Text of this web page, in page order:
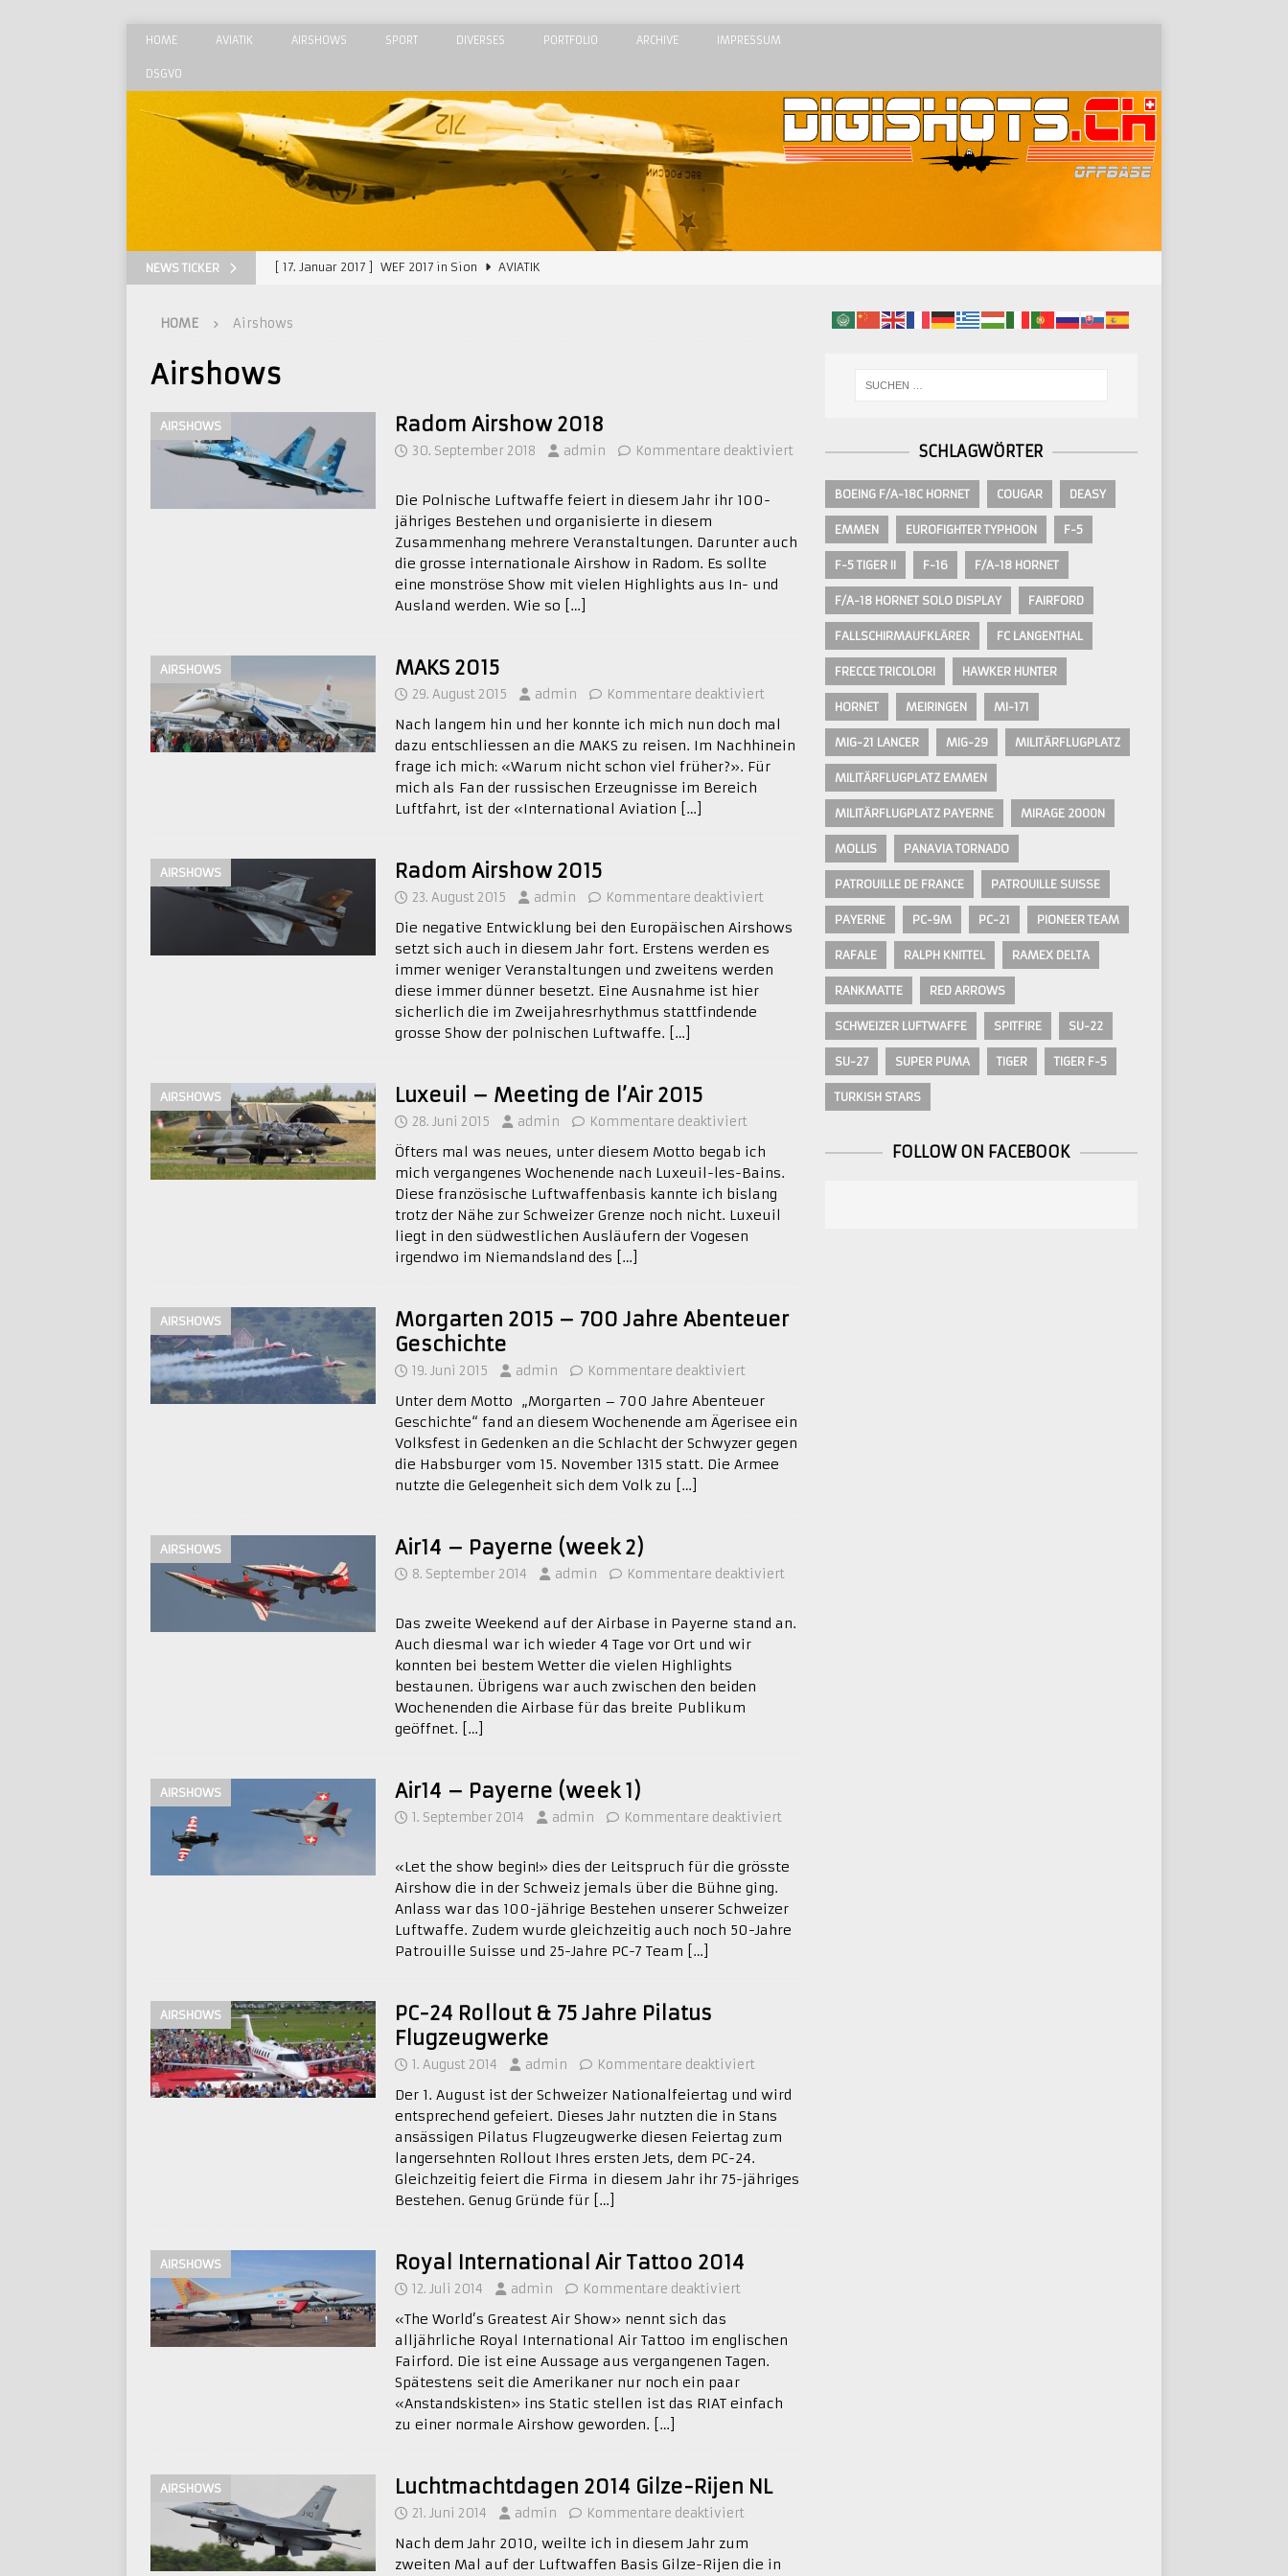
HOME AVIATIK AIRSHOWS SPORT DIVERSES PORTFOLIO ARCHIVE IMPRESSUM
DSGVO
NEWS TICKER [ 17. Januar 2017 ] WEF 2017 in Sion AVIATIK
[ 23. August 2015 ]
[ 28. Juni 2015 ]
HOME Airshows
Airshows
AIRSHOWS Radom Airshow 2018
30. September 2018 admin Kommentare deaktiviert
Die Polnische Luftwaffe feiert in diesem Jahr ihr 100-
jähriges Bestehen und organisierte in diesem
Zusammenhang mehrere Veranstaltungen. Darunter auch
die grosse internationale Airshow in Radom. Es sollte
eine monströse Show mit vielen Highlights aus In- und
Ausland werden. Wie so
[…]
AIRSHOWS MAKS 2015
29. August 2015 admin Kommentare deaktiviert
Nach langem hin und her konnte ich mich nun doch mal
dazu entschliessen an die MAKS zu reisen. Im Nachhinein
frage ich mich: «Warum nicht schon viel früher?». Für
mich als Fan der russischen Erzeugnisse im Bereich
Luftfahrt, ist der «International Aviation
[…]
AIRSHOWS Radom Airshow 2015
23. August 2015 admin Kommentare deaktiviert
Die negative Entwicklung bei den Europäischen Airshows
setzt sich auch in diesem Jahr fort. Erstens werden es
immer weniger Veranstaltungen und zweitens werden
diese immer dünner besetzt. Eine Ausnahme ist hier
sicherlich die im Zweijahresrhythmus stattfindende
grosse Show der polnischen Luftwaffe.
[…]
AIRSHOWS Luxeuil – Meeting de l’Air 2015
28. Juni 2015 admin Kommentare deaktiviert
Öfters mal was neues, unter diesem Motto begab ich
mich vergangenes Wochenende nach Luxeuil-les-Bains.
Diese französische Luftwaffenbasis kannte ich bislang
trotz der Nähe zur Schweizer Grenze noch nicht. Luxeuil
liegt in den südwestlichen Ausläufern der Vogesen
irgendwo im Niemandsland des
[…]
AIRSHOWS
Morgarten 2015 – 700 Jahre Abenteuer
Geschichte
19. Juni 2015 admin Kommentare deaktiviert
Unter dem Motto „Morgarten – 700 Jahre Abenteuer
Geschichte“ fand an diesem Wochenende am Ägerisee ein
Volksfest in Gedenken an die Schlacht der Schwyzer gegen
die Habsburger vom 15. November 1315 statt. Die Armee
nutzte die Gelegenheit sich dem Volk zu
[…]
AIRSHOWS Air14 – Payerne (week 2)
8. September 2014 admin Kommentare deaktiviert
Das zweite Weekend auf der Airbase in Payerne stand an.
Auch diesmal war ich wieder 4 Tage vor Ort und wir
konnten bei bestem Wetter die vielen Highlights
bestaunen. Übrigens war auch zwischen den beiden
Wochenenden die Airbase für das breite Publikum
geöffnet.
[…]
AIRSHOWS Air14 – Payerne (week 1)
1. September 2014 admin Kommentare deaktiviert
«Let the show begin!» dies der Leitspruch für die grösste
Airshow die in der Schweiz jemals über die Bühne ging.
Anlass war das 100-jährige Bestehen unserer Schweizer
Luftwaffe. Zudem wurde gleichzeitig auch noch 50-Jahre
Patrouille Suisse und 25-Jahre PC-7 Team
[…]
AIRSHOWS
PC-24 Rollout & 75 Jahre Pilatus
Flugzeugwerke
1. August 2014 admin Kommentare deaktiviert
Der 1. August ist der Schweizer Nationalfeiertag und wird
entsprechend gefeiert. Dieses Jahr nutzten die in Stans
ansässigen Pilatus Flugzeugwerke diesen Feiertag zum
langersehnten Rollout Ihres ersten Jets, dem PC-24.
Gleichzeitig feiert die Firma in diesem Jahr ihr 75-jähriges
Bestehen. Genug Gründe für
[…]
AIRSHOWS Royal International Air Tattoo 2014
12. Juli 2014 admin Kommentare deaktiviert
«The World’s Greatest Air Show» nennt sich das
alljährliche Royal International Air Tattoo im englischen
Fairford. Die ist eine Aussage aus vergangenen Tagen.
Spätestens seit die Amerikaner nur noch ein paar
«Anstandskisten» ins Static stellen ist das RIAT einfach
zu einer normale Airshow geworden.
[…]
AIRSHOWS Luchtmachtdagen 2014 Gilze-Rijen NL
21. Juni 2014 admin Kommentare deaktiviert
Nach dem Jahr 2010, weilte ich in diesem Jahr zum
zweiten Mal auf der Luftwaffen Basis Gilze-Rijen die in
SCHLAGWÖRTER
BOEING F/A-18C HORNET COUGAR DEASY
EMMEN EUROFIGHTER TYPHOON F-5
F-5 TIGER II F-16 F/A-18 HORNET
F/A-18 HORNET SOLO DISPLAY FAIRFORD
FALLSCHIRMAUFKLÄRER FC LANGENTHAL
FRECCE TRICOLORI HAWKER HUNTER
HORNET MEIRINGEN MI-171
MIG-21 LANCER MIG-29 MILITÄRFLUGPLATZ
MILITÄRFLUGPLATZ EMMEN
MILITÄRFLUGPLATZ PAYERNE MIRAGE 2000N
MOLLIS PANAVIA TORNADO
PATROUILLE DE FRANCE PATROUILLE SUISSE
PAYERNE PC-9M PC-21 PIONEER TEAM
RAFALE RALPH KNITTEL RAMEX DELTA
RANKMATTE RED ARROWS
SCHWEIZER LUFTWAFFE SPITFIRE SU-22
SU-27 SUPER PUMA TIGER TIGER F-5
TURKISH STARS
FOLLOW ON FACEBOOK